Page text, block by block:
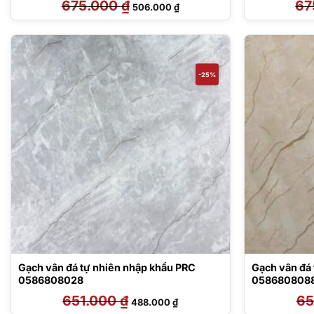
675.000₫ Giá
gốc
là:
506.000₫Giá
hiện
tại
506.000 ₫.
-25%
Gạch vân đá tự nhiên nhập khẩu PRC
0586808028
651.000₫ Giá
gốc
488.000₫Giá
hiện
Gạch vân